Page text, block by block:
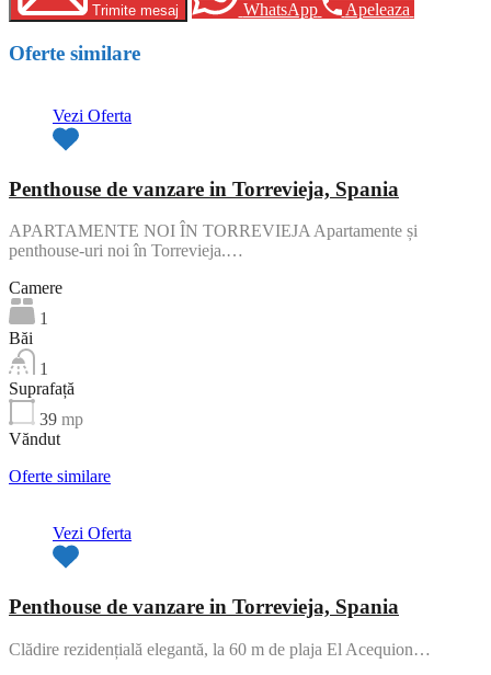
Trimite mesaj WhatsApp Apeleaza
Oferte similare
Vezi Oferta
Penthouse de vanzare in Torrevieja, Spania
APARTAMENTE NOI ÎN TORREVIEJA Apartamente și
penthouse-uri noi în Torrevieja.…
Camere
1
Băi
1
Suprafață
39 mp
Văndut
Oferte similare
Vezi Oferta
Penthouse de vanzare in Torrevieja, Spania
Clădire rezidențială elegantă, la 60 m de plaja El Acequion…